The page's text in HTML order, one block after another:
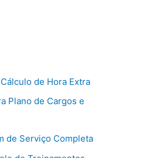
de Hora Extra
Plano de Cargos e
de Serviço Completa